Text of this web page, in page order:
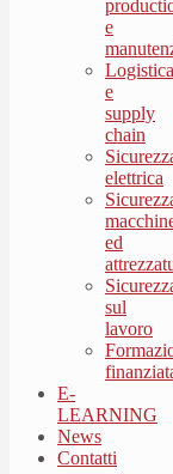
e
Logistica
e
supply
chain
elettrica
ed
sul
lavoro
E-
LEARNING
News
Contatti